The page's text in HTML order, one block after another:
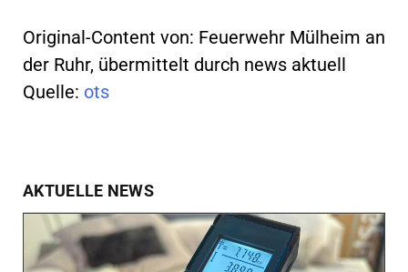
Original-Content von: Feuerwehr Mülheim an
der Ruhr, übermittelt durch news aktuell
Quelle: ots
AKTUELLE NEWS